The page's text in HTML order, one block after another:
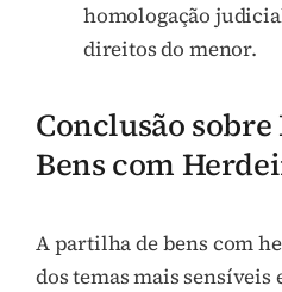
homologação
direitos do menor.
Conclusão
Bens com
A partilha de bens com
dos temas mais